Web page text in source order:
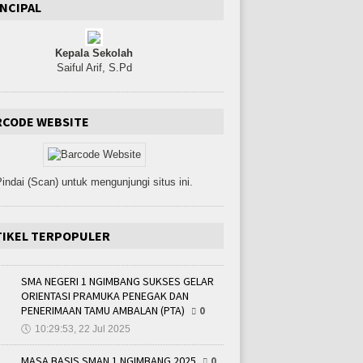
Kepala Sekolah
Saiful Arif, S.Pd
WEBSITE
(Scan) untuk mengunjungi situs ini.
TERPOPULER
SMA NEGERI 1 NGIMBANG SUKSES GELAR
ORIENTASI PRAMUKA PENEGAK DAN
PENERIMAAN TAMU AMBALAN (PTA)
0
🕔 10:29:53, 22 Jul 2025